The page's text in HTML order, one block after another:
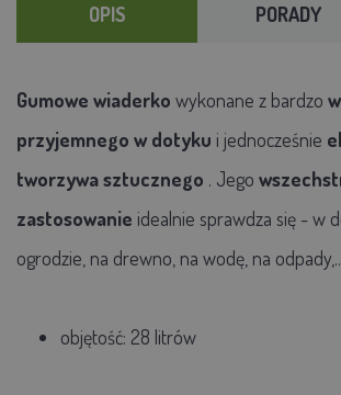
OPIS PORADY
Gumowe wiaderko wykonane z bardzo
przyjemnego w dotyku i jednocześnie
tworzywa sztucznego . Jego
zastosowanie idealnie sprawdza się - w
ogrodzie, na drewno, na wodę, na
objętość: 28 litrów